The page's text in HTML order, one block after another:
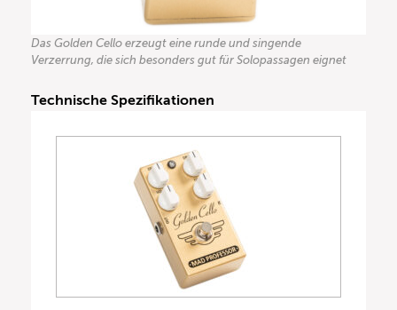
Das Golden Cello erzeugt eine runde und singende
Verzerrung, die sich besonders gut für Solopassagen eignet
Technische Spezifikationen